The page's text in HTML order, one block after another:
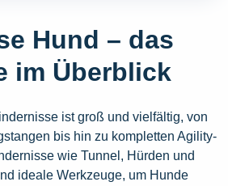
Hund – das
im Überblick
ist groß und vielfältig, von
bis hin zu kompletten Agility-
wie Tunnel, Hürden und
ideale Werkzeuge, um Hunde